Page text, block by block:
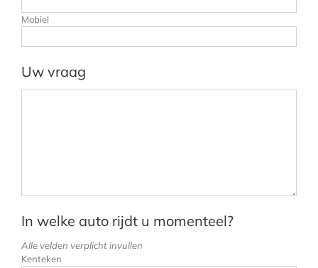
Mobiel
Uw vraag
In welke auto rijdt u momenteel?
Alle velden verplicht invullen
Kenteken